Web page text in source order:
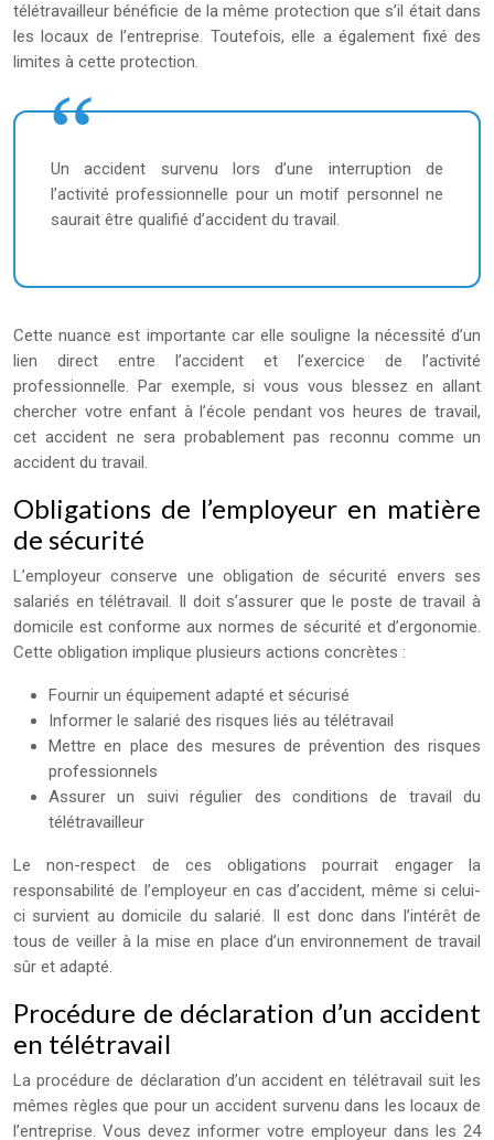
télétravailleur bénéficie de la même protection que s’il était dans
les locaux de l’entreprise. Toutefois, elle a également fixé des
limites à cette protection.
Un accident survenu lors d’une interruption de
l’activité professionnelle pour un motif personnel ne
saurait être qualifié d’accident du travail.
Cette nuance est importante car elle souligne la nécessité d’un
lien direct entre l’accident et l’exercice de l’activité
professionnelle. Par exemple, si vous vous blessez en allant
chercher votre enfant à l’école pendant vos heures de travail,
cet accident ne sera probablement pas reconnu comme un
accident du travail.
Obligations de l’employeur en matière
de sécurité
L’employeur conserve une obligation de sécurité envers ses
salariés en télétravail. Il doit s’assurer que le poste de travail à
domicile est conforme aux normes de sécurité et d’ergonomie.
Cette obligation implique plusieurs actions concrètes :
Fournir un équipement adapté et sécurisé
Informer le salarié des risques liés au télétravail
Mettre en place des mesures de prévention des risques
professionnels
Assurer un suivi régulier des conditions de travail du
télétravailleur
Le non-respect de ces obligations pourrait engager la
responsabilité de l’employeur en cas d’accident, même si celui-
ci survient au domicile du salarié. Il est donc dans l’intérêt de
tous de veiller à la mise en place d’un environnement de travail
sûr et adapté.
Procédure de déclaration d’un accident
en télétravail
La procédure de déclaration d’un accident en télétravail suit les
mêmes règles que pour un accident survenu dans les locaux de
l’entreprise. Vous devez informer votre employeur dans les 24